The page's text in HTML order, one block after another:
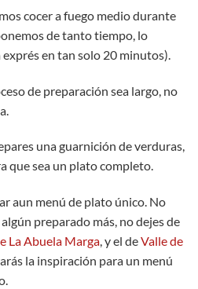
cocer a fuego medio durante
de tanto tiempo, lo
en tan solo 20 minutos).
de preparación sea largo, no
una guarnición de verduras,
que sea un plato completo.
aun menú de plato único. No
preparado más, no dejes de
La Abuela Marga, y el deValle de
la inspiración para un menú